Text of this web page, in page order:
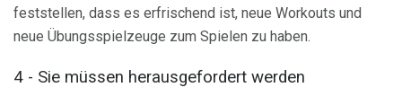
feststellen, dass es erfrischend ist, neue Workouts und
neue Übungsspielzeuge zum Spielen zu haben.
4 - Sie müssen herausgefordert werden